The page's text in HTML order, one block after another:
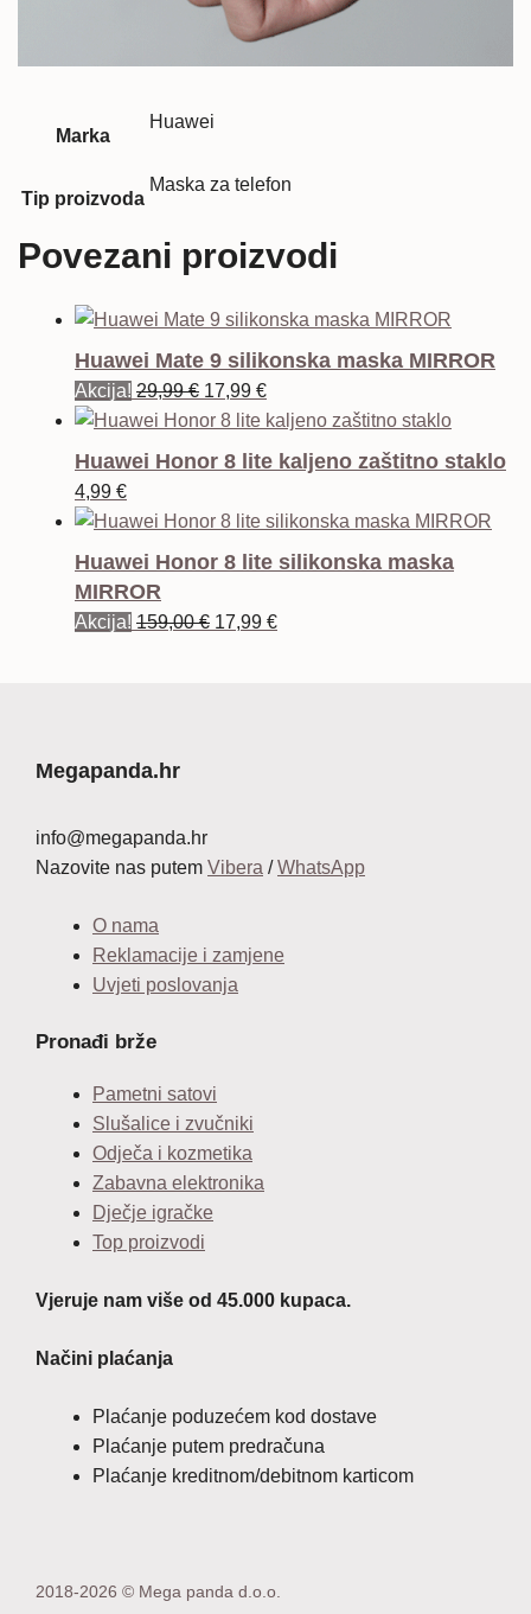
Marka
Huawei
Tip proizvoda
Maska za telefon
Povezani proizvodi
Huawei Mate 9 silikonska maska MIRROR
Akcija! 29,99€ Izvorna
cijena
17,99 €Trenutna
cijena
je:
17,99 €.
Huawei Honor 8 lite kaljeno zaštitno staklo
4,99 €
Huawei Honor 8 lite silikonska maska
MIRROR
Akcija! 159,00€ Izvorna
17,99 €Trenutna
Megapanda.hr
info@megapanda.hr
Nazovite nas putem Vibera / WhatsApp
O nama
Reklamacije i zamjene
Uvjeti poslovanja
Pronađi brže
Pametni satovi
Slušalice i zvučniki
Odječa i kozmetika
Zabavna elektronika
Dječje igračke
Top proizvodi
Vjeruje nam više od 45.000 kupaca.
Načini plaćanja
Plaćanje poduzećem kod dostave
Plaćanje putem predračuna
Plaćanje kreditnom/debitnom karticom
2018-2026 © Mega panda d.o.o.